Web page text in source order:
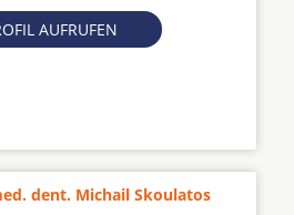
AUFRUFEN
dent. Michail Skoulatos